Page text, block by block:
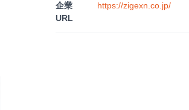
企業
URL
https://zigexn.co.jp/